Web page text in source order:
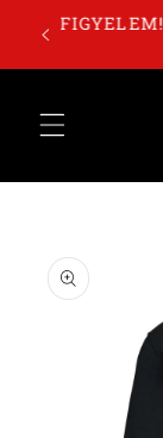
Ugrás a
tartalomhoz
a